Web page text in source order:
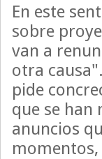
En este
sobre
van a
otra
pide
que se han
anuncios